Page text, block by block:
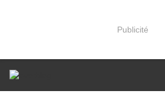
Publicité